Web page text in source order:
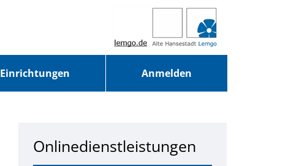
Einrichtungen Anmelden
Onlinedienstleistungen